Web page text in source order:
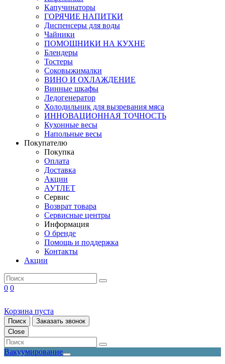
Капучинаторы
ГОРЯЧИЕ НАПИТКИ
Диспенсеры для воды
Чайники
ПОМОЩНИКИ НА КУХНЕ
Блендеры
Тостеры
Соковыжималки
ВИНО И ОХЛАЖДЕНИЕ
Винные шкафы
Ледогенератор
Холодильник для вызревания мяса
ИННОВАЦИОННАЯ ТОЧНОСТЬ
Кухонные весы
Напольные весы
Покупателю
Покупка
Оплата
Доставка
Акции
АУТЛЕТ
Сервис
Возврат товара
Сервисные центры
Информация
О бренде
Помощь и поддержка
Контакты
Акции
0 0
Корзина пуста
Поиск
Заказать звонок
Close
Вакуумирование